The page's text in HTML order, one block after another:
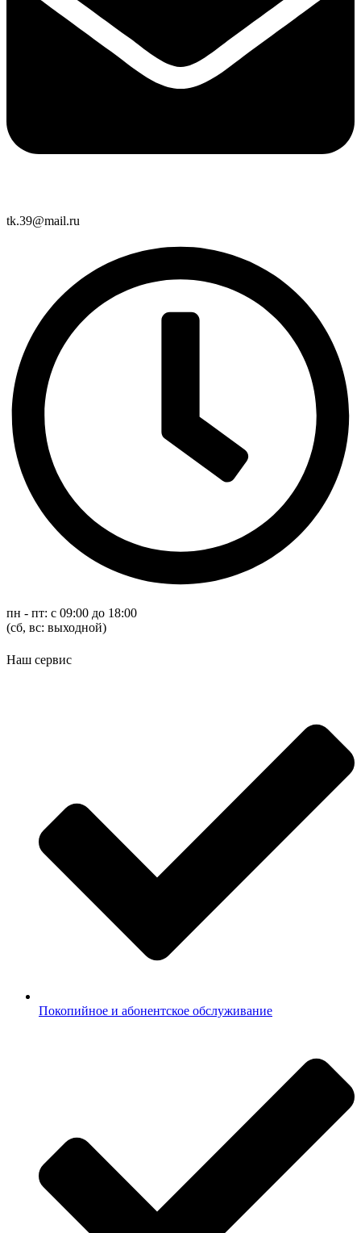
tk.39@mail.ru
пн - пт: с 09:00 до 18:00
(cб, вс: выходной)
Наш сервис
Покопийное и абонентское обслуживание